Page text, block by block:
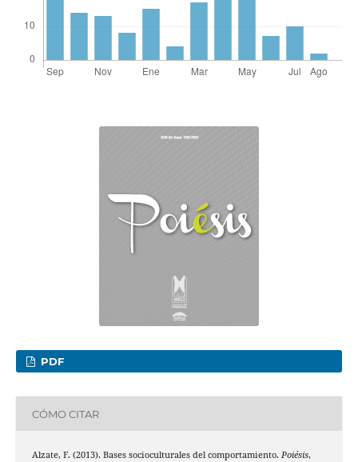
PDF
CÓMO CITAR
Alzate, F. (2013). Bases socioculturales del comportamiento. Poiésis,